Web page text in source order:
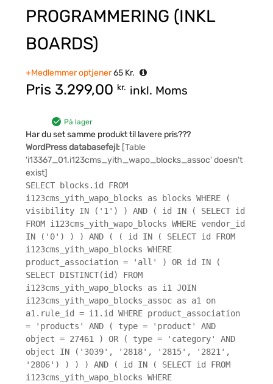
PROGRAMMERING (INKL
BOARDS)
+Medlemmer optjener65 Kr.
Pris 3.299,00 kr. inkl. Moms
På lager
Har du set samme produkt til lavere pris???
WordPress databasefejl: [Table
'i13367_01.i123cms_yith_wapo_blocks_assoc' doesn't
exist]
SELECT blocks.id FROM
i123cms_yith_wapo_blocks as blocks WHERE (
visibility IN ('1') ) AND ( id IN ( SELECT id
FROM i123cms_yith_wapo_blocks WHERE vendor_id
IN ('0') ) ) AND ( ( id IN ( SELECT id FROM
i123cms_yith_wapo_blocks WHERE
product_association = 'all' ) OR id IN (
SELECT DISTINCT(id) FROM
i123cms_yith_wapo_blocks as i1 JOIN
i123cms_yith_wapo_blocks_assoc as a1 on
a1.rule_id = i1.id WHERE product_association
= 'products' AND ( type = 'product' AND
object = 27461 ) OR ( type = 'category' AND
object IN ('3039', '2818', '2815', '2821',
'2806') ) ) ) AND ( id IN ( SELECT id FROM
i123cms_yith_wapo_blocks WHERE